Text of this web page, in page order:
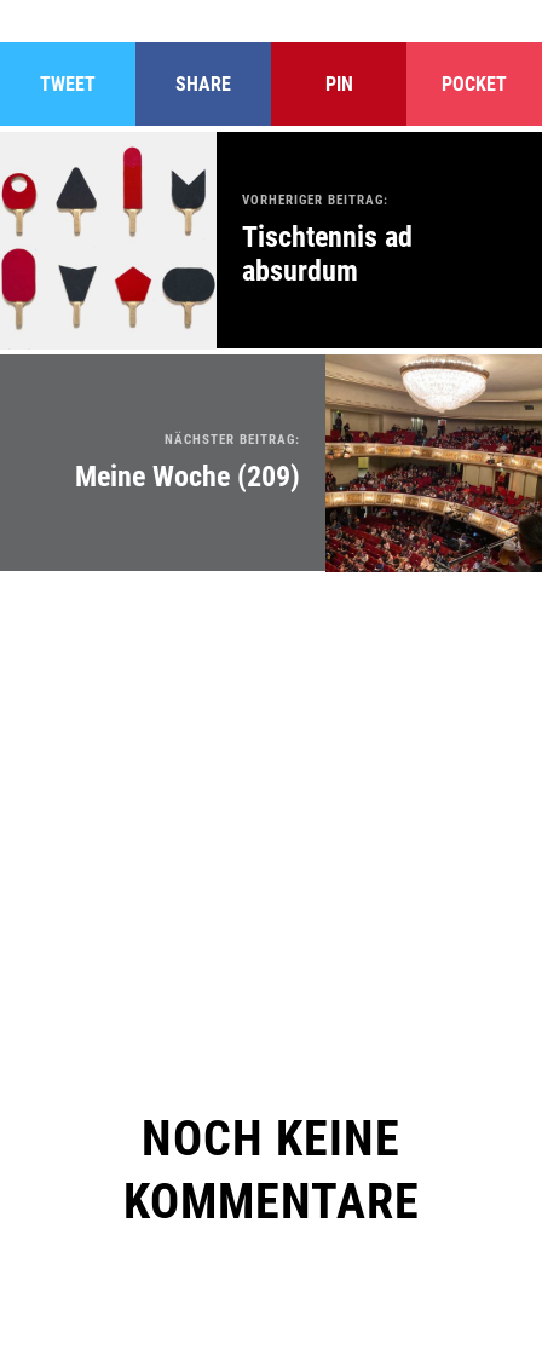
TWEET SHARE PIN POCKET
VORHERIGER BEITRAG:
Tischtennis ad
absurdum
NÄCHSTER BEITRAG:
Meine Woche (209)
NOCH KEINE
KOMMENTARE